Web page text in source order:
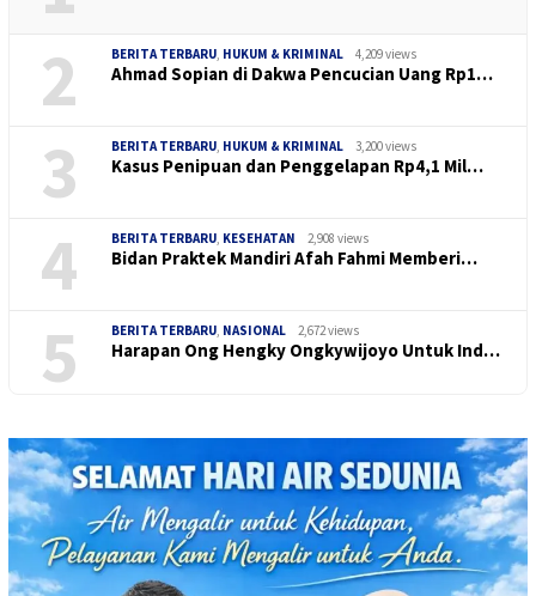
2
BERITA TERBARU, HUKUM & KRIMINAL 4,209 views
Ahmad Sopian di Dakwa Pencucian Uang Rp1…
3 BERITA TERBARU, HUKUM & KRIMINAL 3,200 views
Kasus Penipuan dan Penggelapan Rp4,1 Mil…
4 BERITA TERBARU, KESEHATAN 2,908 views
Bidan Praktek Mandiri Afah Fahmi Memberi…
5 BERITA TERBARU, NASIONAL 2,672 views
Harapan Ong Hengky Ongkywijoyo Untuk Ind…